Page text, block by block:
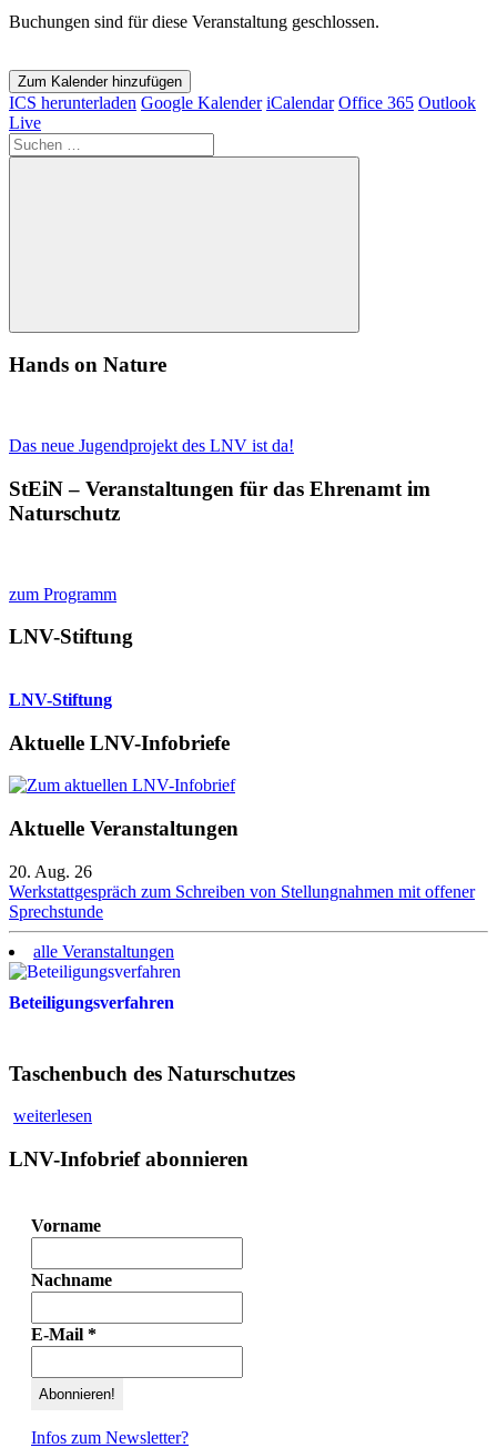
Buchungen sind für diese Veranstaltung geschlossen.
Zum Kalender hinzufügen
ICS herunterladen Google Kalender iCalendar Office 365 Outlook
Live
Suchen
nach:
Suchen
Hands on Nature
Das neue Jugendprojekt des LNV ist da!
StEiN – Veranstaltungen für das Ehrenamt im
Naturschutz
zum Programm
LNV-Stiftung
LNV-Stiftung
Aktuelle LNV-Infobriefe
Aktuelle Veranstaltungen
20. Aug. 26
Werkstattgespräch zum Schreiben von Stellungnahmen mit offener
Sprechstunde
alle Veranstaltungen
Beteiligungsverfahren
Taschenbuch des Naturschutzes
weiterlesen
LNV-Infobrief abonnieren
Vorname
Nachname
E-Mail *
Infos zum Newsletter?